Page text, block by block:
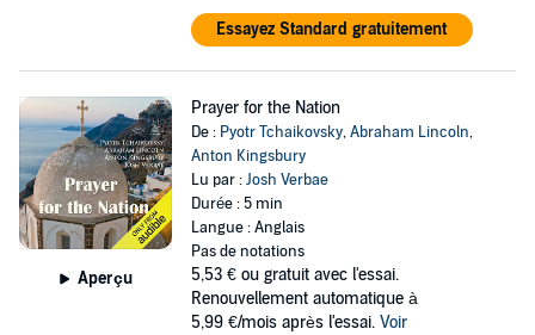
Essayez Standard gratuitement
Aperçu
Prayer for the Nation
De : Pyotr Tchaikovsky,Abraham Lincoln,
Anton Kingsbury
Lu par :Josh Verbae
Durée : 5 min
Langue : Anglais
Pas de notations
5,53 € ou gratuit avec l'essai.
Renouvellement automatique à
5,99 €/mois après l'essai. Voir